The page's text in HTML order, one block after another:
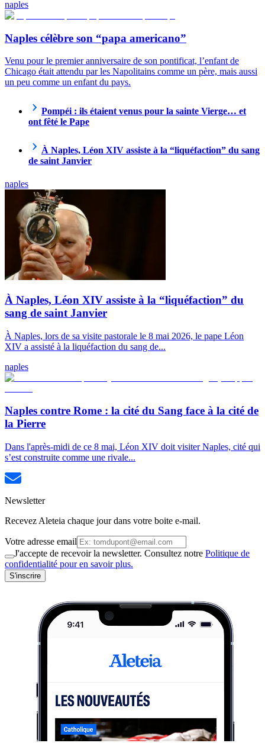
naples
Naples célèbre son “papa americano”
Venu pour le premier anniversaire de son pontificat, l’enfant de
Chicago était attendu par les Napolitains comme un père, mais aussi
un peu comme un enfant du pays.
Pompéi : ils étaient venus pour la sainte Vierge… et
ont fêté le Pape
À Naples, Léon XIV assiste à la “liquéfaction” du sang
de saint Janvier
naples
À Naples, Léon XIV assiste à la “liquéfaction” du
sang de saint Janvier
À Naples, lors de sa visite pastorale le 8 mai 2026, le pape Léon
XIV a assisté à la liquéfaction du sang de...
naples
Naples contre Rome : la cité du Sang face à la cité de
la Pierre
Dans l'après-midi de ce 8 mai, Léon XIV doit visiter Naples, cité qui
s’est construite comme une rivale...
Newsletter
Recevez Aleteia chaque jour dans votre boite e-mail.
Votre adresse email
J'accepte de recevoir la newsletter. Consultez notre Politique de
confidentialité pour en savoir plus.
S'inscrire